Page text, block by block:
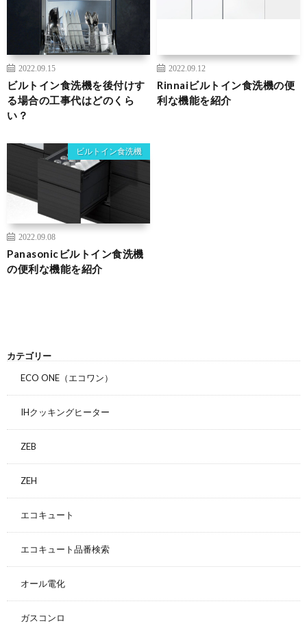
2022.09.15
ビルトイン食洗機を後付けす
る場合の工事代はどのくら
い？
2022.09.12
Rinnaiビルトイン食洗機の便
利な機能を紹介
ビルトイン食洗機
2022.09.08
Panasonicビルトイン食洗機
の便利な機能を紹介
カテゴリー
ECO ONE（エコワン）
IHクッキングヒーター
ZEB
ZEH
エコキュート
エコキュート品番検索
オール電化
ガスコンロ